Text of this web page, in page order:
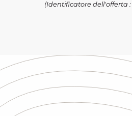
(Identificatore dell'offerta :